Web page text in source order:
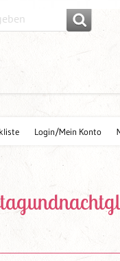
Login/Mein Konto